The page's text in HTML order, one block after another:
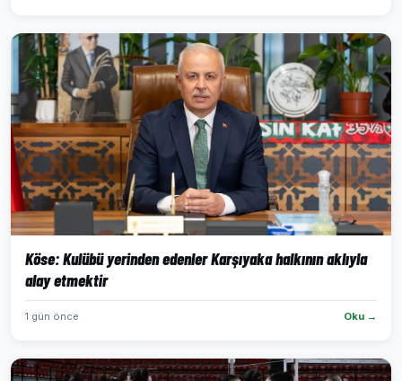
Köse: Kulübü yerinden edenler Karşıyaka halkının aklıyla
alay etmektir
1 gün önce Oku →